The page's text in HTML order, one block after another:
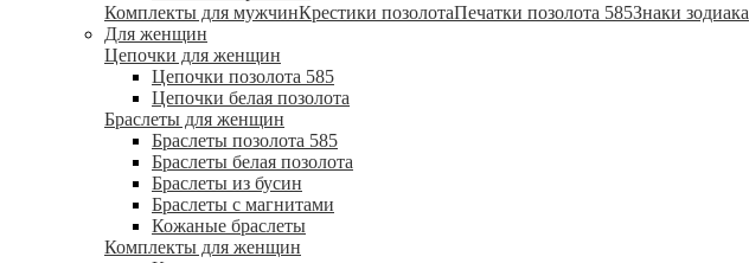
Комплекты для мужчинКрестики позолотаПечатки позолота 585Знаки зодиака
Для женщин
Цепочки для женщин
Цепочки позолота 585
Цепочки белая позолота
Браслеты для женщин
Браслеты позолота 585
Браслеты белая позолота
Браслеты из бусин
Браслеты с магнитами
Кожаные браслеты
Комплекты для женщин